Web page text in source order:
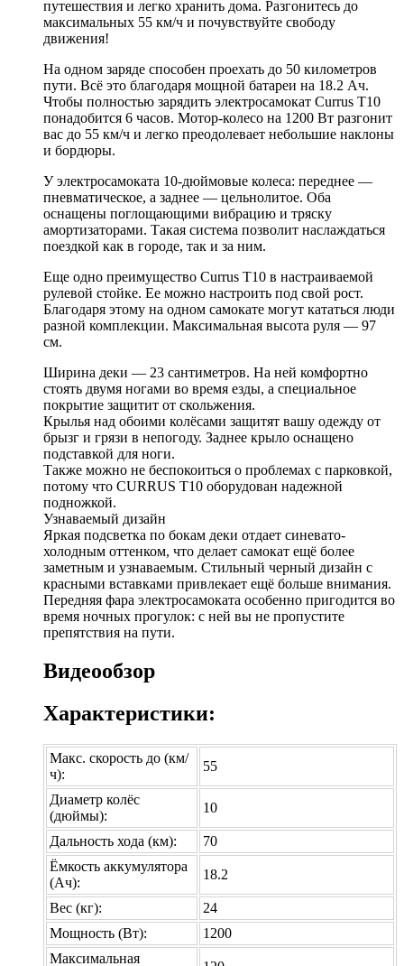
путешествия и легко хранить дома. Разгонитесь до
максимальных 55 км/ч и почувствуйте свободу
движения!
На одном заряде способен проехать до 50 километров
пути. Всё это благодаря мощной батареи на 18.2 Ач.
Чтобы полностью зарядить электросамокат Currus T10
понадобится 6 часов. Мотор-колесо на 1200 Вт разгонит
вас до 55 км/ч и легко преодолевает небольшие наклоны
и бордюры.
У электросамоката 10-дюймовые колеса: переднее —
пневматическое, а заднее — цельнолитое. Оба
оснащены поглощающими вибрацию и тряску
амортизаторами. Такая система позволит наслаждаться
поездкой как в городе, так и за ним.
Еще одно преимущество Currus T10 в настраиваемой
рулевой стойке. Ее можно настроить под свой рост.
Благодаря этому на одном самокате могут кататься люди
разной комплекции. Максимальная высота руля — 97
см.
Ширина деки — 23 сантиметров. На ней комфортно
стоять двумя ногами во время езды, а специальное
покрытие защитит от скольжения.
Крылья над обоими колёсами защитят вашу одежду от
брызг и грязи в непогоду. Заднее крыло оснащено
подставкой для ноги.
Также можно не беспокоиться о проблемах с парковкой,
потому что CURRUS T10 оборудован надежной
подножкой.
Узнаваемый дизайн
Яркая подсветка по бокам деки отдает синевато-
холодным оттенком, что делает самокат ещё более
заметным и узнаваемым. Стильный черный дизайн с
красными вставками привлекает ещё больше внимания.
Передняя фара электросамоката особенно пригодится во
время ночных прогулок: с ней вы не пропустите
препятствия на пути.
Видеообзор
Характеристики:
Макс. скорость до (км/
ч):
55
Диаметр колёс
(дюймы):
10
Дальность хода (км):
70
Ёмкость аккумулятора
(Ач):
18.2
Вес (кг):
24
Мощность (Вт):
1200
Максимальная